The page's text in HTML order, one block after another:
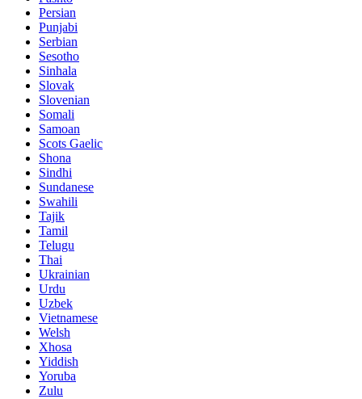
Persian
Punjabi
Serbian
Sesotho
Sinhala
Slovak
Slovenian
Somali
Samoan
Scots Gaelic
Shona
Sindhi
Sundanese
Swahili
Tajik
Tamil
Telugu
Thai
Ukrainian
Urdu
Uzbek
Vietnamese
Welsh
Xhosa
Yiddish
Yoruba
Zulu